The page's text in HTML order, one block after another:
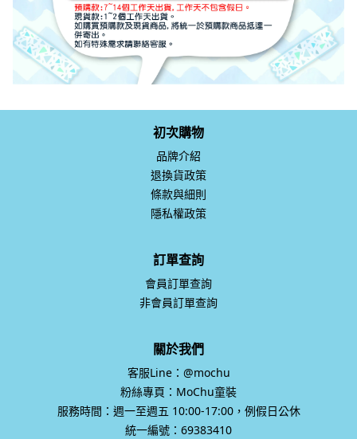
初次購物
品牌介紹
退換貨政策
條款與細則
隱私權政策
訂單查詢
會員訂單查詢
非會員訂單查詢
關於我們
客服Line：@mochu
粉絲專頁：MoChu童裝
服務時間：週一至週五 10:00-17:00，例假日公休
統一編號：69383410